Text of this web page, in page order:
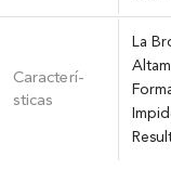
Caracterí­
sticas
La